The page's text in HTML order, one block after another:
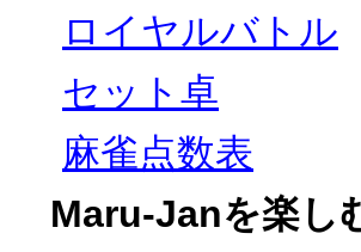
ロイヤルバトル
セット卓
麻雀点数表
Maru-Janを楽し